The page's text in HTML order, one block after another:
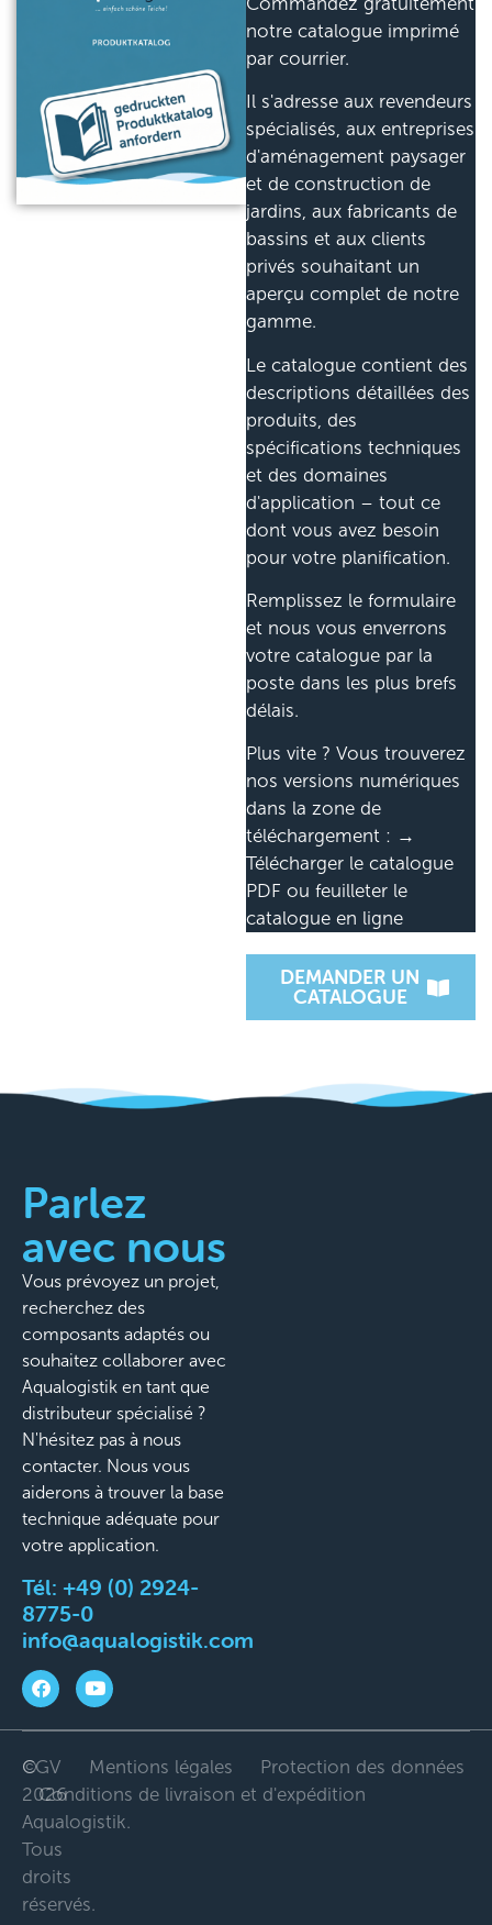
notre catalogue imprimé
par courrier.
Il s'adresse aux revendeurs
spécialisés, aux entreprises
d'aménagement paysager
et de construction de
jardins, aux fabricants de
bassins et aux clients
privés souhaitant un
aperçu complet de notre
gamme.
Le catalogue contient des
descriptions détaillées des
produits, des
spécifications techniques
et des domaines
d'application – tout ce
dont vous avez besoin
pour votre planification.
Remplissez le formulaire
et nous vous enverrons
votre catalogue par la
poste dans les plus brefs
délais.
Plus vite ? Vous trouverez
nos versions numériques
dans la zone de
téléchargement : →
Télécharger le catalogue
PDF ou feuilleter le
catalogue en ligne
DEMANDER UN
CATALOGUE
Parlez
avec nous
Vous prévoyez un projet,
recherchez des
composants adaptés ou
souhaitez collaborer avec
Aqualogistik en tant que
distributeur spécialisé ?
N'hésitez pas à nous
contacter. Nous vous
aiderons à trouver la base
technique adéquate pour
votre application.
Tél: +49 (0) 2924-
8775-0
info@aqualogistik.com
©
2026
Aqualogistik.
Tous
droits
réservés.
CGV Mentions légales
Protection des données
Conditions de livraison et d'expédition